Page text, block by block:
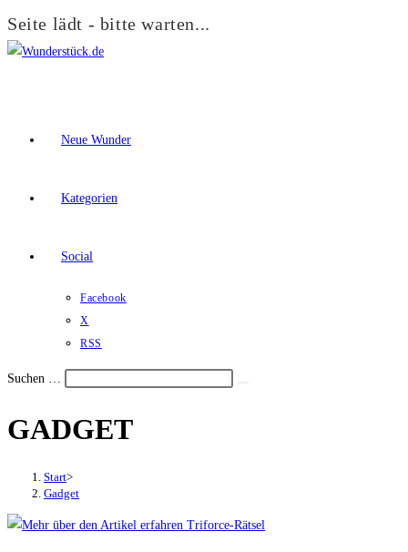
Seite lädt - bitte warten...
Zum
Neue Wunder
Kategorien
Social
Facebook
X
RSS
Suchen …
den
das
GADGET
Start>
Gadget